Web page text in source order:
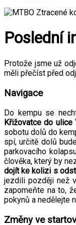
Poslední
Protože jsme už
měli přečíst před
Navigace
Do kempu se
Křižovatce do ulice
sobotu dolů do
spí, určitě dolů
parkovacího
člověka, který by
dojít ke kolizi s
jezdili později než
zapomeňte na to,
pokynů a nedělejte
Změny ve